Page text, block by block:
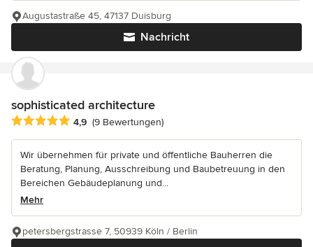
Nachricht
Augustastraße 45, 47137 Duisburg
sophisticated architecture
Durchschnittliche Bewertung: 4.9 von 5 Sternen
4,9 (9 Bewertungen)
Wir übernehmen für private und öffentliche Bauherren die
Beratung, Planung, Ausschreibung und Baubetreuung in den
Bereichen Gebäudeplanung und...
Mehr
petersbergstrasse 7, 50939 Köln / Berlin